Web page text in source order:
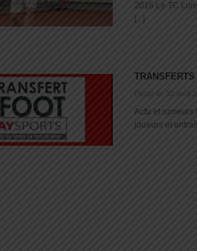
2016 Le TC
[...]
TRANSFERTS
Posté le: 10 avril
Actu et rumeurs
joueurs et